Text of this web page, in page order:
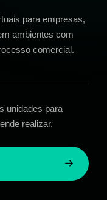
para empresas,
ambientes com
comercial.
unidades para
realizar.